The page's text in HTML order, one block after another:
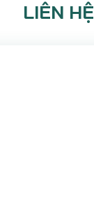
LIÊN HỆ